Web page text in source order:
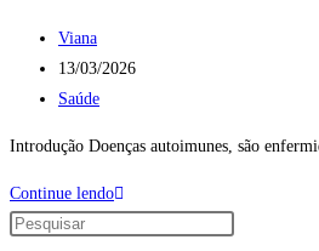
Autor
do
post:
Viana
Post
publicado:
13/03/2026
Categoria
post:
Saúde
Introdução Doenças autoimunes, são
Continue lendoMarcadores